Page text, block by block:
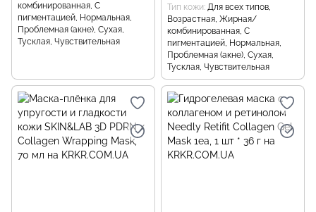
комбинированная, С
пигментацией, Нормальная,
Проблемная (акне), Сухая,
Тусклая, Чувствительная
Тип кожи Для всех типов,
Возрастная, Жирная/
комбинированная, С
пигментацией, Нормальная,
Проблемная (акне), Сухая,
Тусклая, Чувствительная